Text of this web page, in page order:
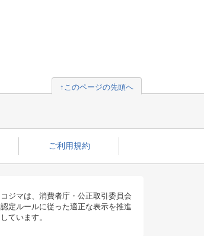
↑このページの先頭へ
ご利用規約
コジマは、消費者庁・公正取引委員会
認定ルールに従った適正な表示を推進
しています。